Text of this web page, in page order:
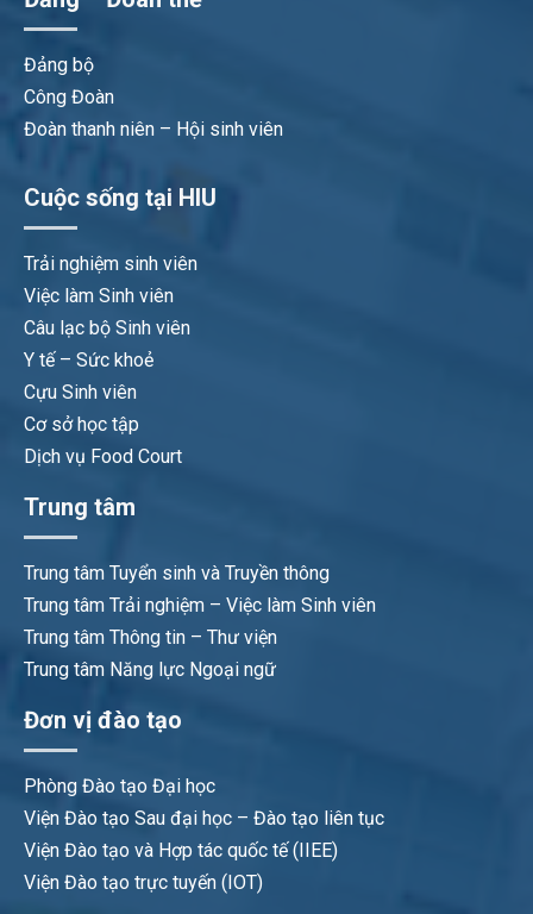
Đảng bộ
Công Đoàn
Đoàn thanh niên – Hội sinh viên
Cuộc sống tại HIU
Trải nghiệm sinh viên
Việc làm Sinh viên
Câu lạc bộ Sinh viên
Y tế – Sức khoẻ
Cựu Sinh viên
Cơ sở học tập
Dịch vụ Food Court
Trung tâm
Trung tâm Tuyển sinh và Truyền thông
Trung tâm Trải nghiệm – Việc làm Sinh viên
Trung tâm Thông tin – Thư viện
Trung tâm Năng lực Ngoại ngữ
Đơn vị đào tạo
Phòng Đào tạo Đại học
Viện Đào tạo Sau đại học – Đào tạo liên tục
Viện Đào tạo và Hợp tác quốc tế (IIEE)
Viện Đào tạo trực tuyến (IOT)